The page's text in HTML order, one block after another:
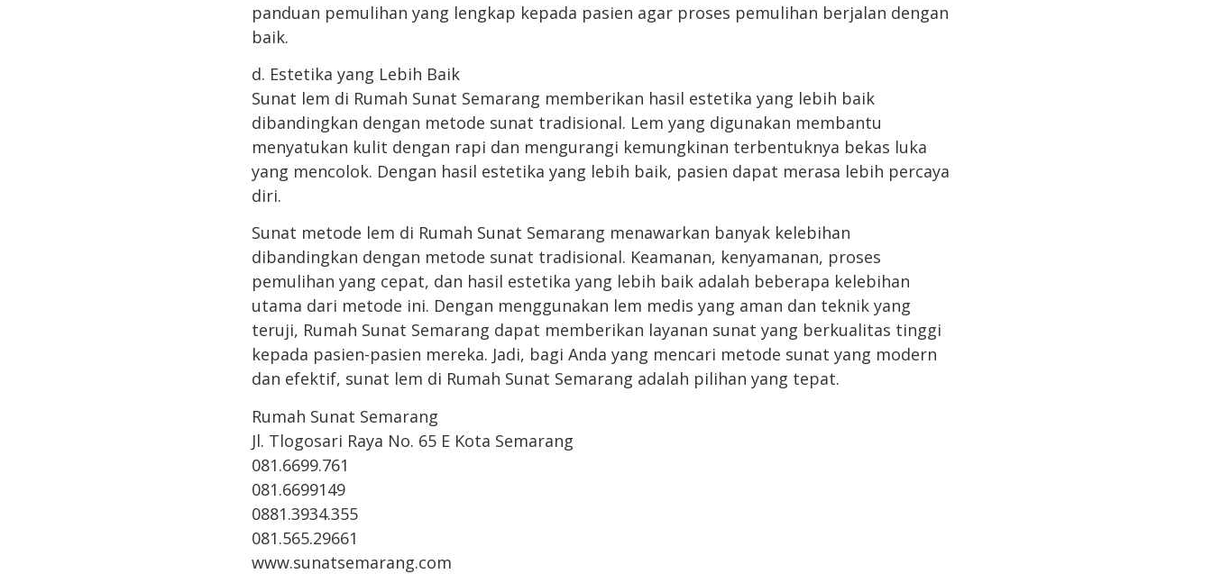
panduan pemulihan yang lengkap kepada pasien agar proses pemulihan berjalan dengan
baik.
d. Estetika yang Lebih Baik
Sunat lem di Rumah Sunat Semarang memberikan hasil estetika yang lebih baik
dibandingkan dengan metode sunat tradisional. Lem yang digunakan membantu
menyatukan kulit dengan rapi dan mengurangi kemungkinan terbentuknya bekas luka
yang mencolok. Dengan hasil estetika yang lebih baik, pasien dapat merasa lebih percaya
diri.
Sunat metode lem di Rumah Sunat Semarang menawarkan banyak kelebihan
dibandingkan dengan metode sunat tradisional. Keamanan, kenyamanan, proses
pemulihan yang cepat, dan hasil estetika yang lebih baik adalah beberapa kelebihan
utama dari metode ini. Dengan menggunakan lem medis yang aman dan teknik yang
teruji, Rumah Sunat Semarang dapat memberikan layanan sunat yang berkualitas tinggi
kepada pasien-pasien mereka. Jadi, bagi Anda yang mencari metode sunat yang modern
dan efektif, sunat lem di Rumah Sunat Semarang adalah pilihan yang tepat.
Rumah Sunat Semarang
Jl. Tlogosari Raya No. 65 E Kota Semarang
081.6699.761
081.6699149
0881.3934.355
081.565.29661
www.sunatsemarang.com